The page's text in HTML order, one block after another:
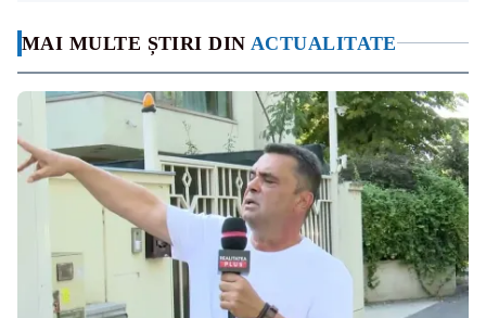
MAI MULTE ȘTIRI DIN ACTUALITATE